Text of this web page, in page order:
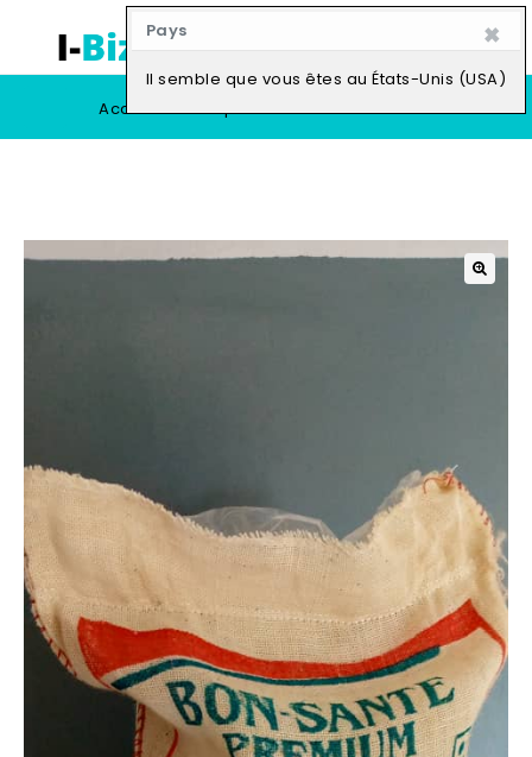
Pays ×
Il semble que vous êtes au États-Unis (USA)
0
Accueil Boutique Vendre